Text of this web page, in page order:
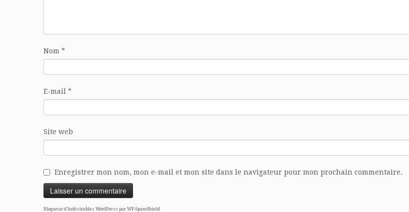
Nom *
E-mail *
Site web
Enregistrer mon nom, mon e-mail et mon site dans le navigateur pour mon prochain commentaire.
Bloqueur d'Indésirables WordPress par WP-SpamShield